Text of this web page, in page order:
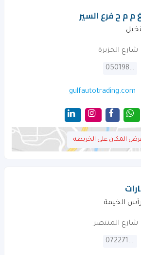
م م ح فرع السير
شارع الجزيرة
0501980007
gulfautotrading.com
المكان على الخريطه
الخيمة
شارع المنتصر
072271612